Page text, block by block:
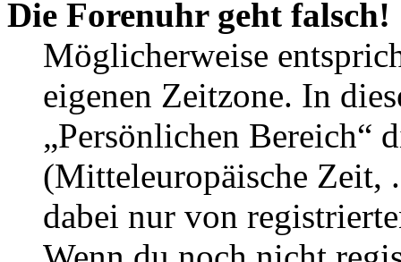
Die Forenuhr geht falsch!
Möglicherweise
eigenen Zeitzone. In
„Persönlichen Bereich“
(Mitteleuropäische Zeit,
dabei nur von